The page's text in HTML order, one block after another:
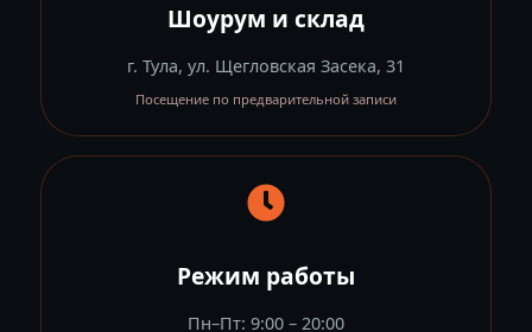
Шоурум и склад
г. Тула, ул. Щегловская Засека, 31
Посещение по предварительной записи
Режим работы
Пн–Пт: 9:00 – 20:00